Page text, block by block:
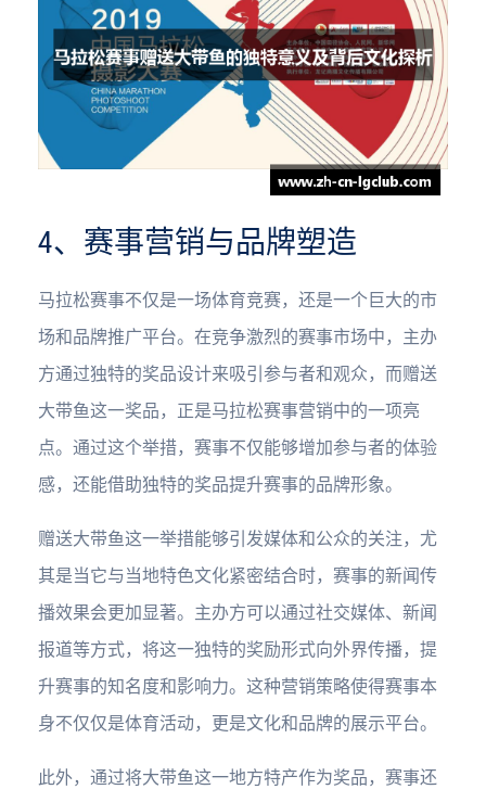
4、赛事营销与品牌塑造
马拉松赛事不仅是一场体育竞赛，还是一个巨大的市
场和品牌推广平台。在竞争激烈的赛事市场中，主办
方通过独特的奖品设计来吸引参与者和观众，而赠送
大带鱼这一奖品，正是马拉松赛事营销中的一项亮
点。通过这个举措，赛事不仅能够增加参与者的体验
感，还能借助独特的奖品提升赛事的品牌形象。
赠送大带鱼这一举措能够引发媒体和公众的关注，尤
其是当它与当地特色文化紧密结合时，赛事的新闻传
播效果会更加显著。主办方可以通过社交媒体、新闻
报道等方式，将这一独特的奖励形式向外界传播，提
升赛事的知名度和影响力。这种营销策略使得赛事本
身不仅仅是体育活动，更是文化和品牌的展示平台。
此外，通过将大带鱼这一地方特产作为奖品，赛事还